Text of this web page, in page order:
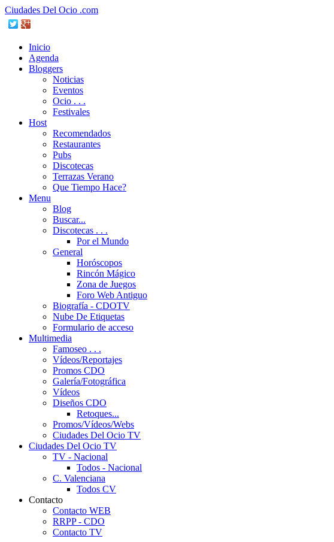
Ciudades Del Ocio .com
Inicio
Agenda
Bloggers
Noticias
Eventos
Ocio . . .
Festivales
Host
Recomendados
Restaurantes
Pubs
Discotecas
Terrazas Verano
Que Tiempo Hace?
Menu
Blog
Buscar...
Discotecas . . .
Por el Mundo
General
Horóscopos
Rincón Mágico
Zona de Juegos
Foro Web Antiguo
Biografía - CDOTV
Nube De Etiquetas
Formulario de acceso
Multimedia
Famoseo . . .
Vídeos/Reportajes
Promos CDO
Galería/Fotográfica
Vídeos
Diseños CDO
Retoques...
Promos/Vídeos/Webs
Ciudades Del Ocio TV
Ciudades Del Ocio TV
TV - Nacional
Todos - Nacional
C. Valenciana
Todos CV
Contacto
Contacto WEB
RRPP - CDO
Contacto TV